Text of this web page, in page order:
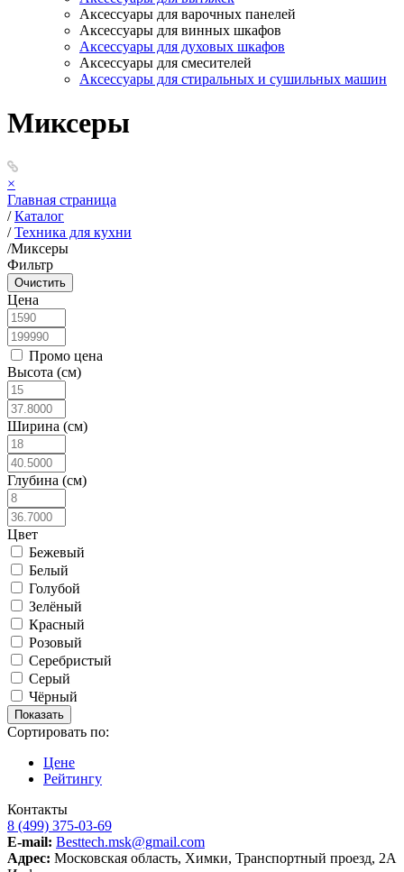
Аксессуары для варочных панелей
Аксессуары для винных шкафов
Аксессуары для духовых шкафов
Аксессуары для смесителей
Аксессуары для стиральных и сушильных машин
Миксеры
×
Главная страница
/ Каталог
/ Техника для кухни
/Миксеры
Фильтр
Цена
Промо цена
Высота (см)
Ширина (см)
Глубина (см)
Цвет
Бежевый
Белый
Голубой
Зелёный
Красный
Розовый
Серебристый
Серый
Чёрный
Сортировать по:
Цене
Рейтингу
Контакты
8 (499) 375-03-69
E-mail: Besttech.msk@gmail.com
Адрес: Московская область, Химки, Транспортный проезд, 2А